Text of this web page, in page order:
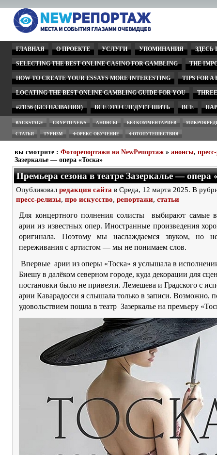
ГЛАВНАЯ О ПРОЕКТЕ УСЛУГИ УПОМИНАНИЯ
SELECTING THE BEST ONLINE CASINO FOR GAMBLING THE
HOW TO CREATE YOUR ESSAYS MORE INTERESTING TIPS FOR A
LOCATING THE BEST ONLINE GAMBLING GUIDE FOR YOU
#21156 (БЕЗ НАЗВАНИЯ) ВСЕ ЭТО СЛЕДУЕТ ШИТЬ ВСЕ
BACKSTAGE CRYPTO NEWS АНОНСЫ БЕЗ КОММЕНТАРИЕВ
СТАТЬИ ТУРИЗМ ФОРЕКС ОБУЧЕНИЕ ФОТОПУТЕШЕСТВИЯ
вы смотрите : Фоторепортажи на NewРепортаж » анонсы,
Зазеркалье — опера «Тоска»
Премьера сезона в театре Зазеркалье — опера
Опубликовал редакция сайта в Среда, 12 марта 2025. В
пресс-релизы, про искусство, репортажи, статьи
Для концертного полнения солисты выбирают самые
арии из известных опер. Иностранные произведения
оригинала. Поэтому мы наслаждаемся звуком, но
переживания с артистом — мы не понимаем слов.
Впервые арии из оперы «Тоска» я услышала в
Биешу в далёком северном городе, куда декорации для
постановки было не привезти. Лемешева и Градского с
арии Каварадосси я слышала только в записи. Возможно,
удовольствием пошла в театр Зазеркалье на премьеру